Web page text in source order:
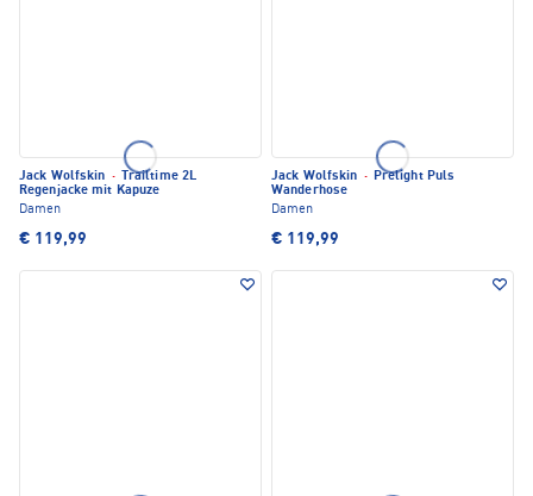
Jack Wolfskin ·
Trailtime 2L
Regenjacke mit Kapuze
Damen
€ 119,99
Jack Wolfskin · Prelight Puls
Wanderhose
Damen
€ 119,99